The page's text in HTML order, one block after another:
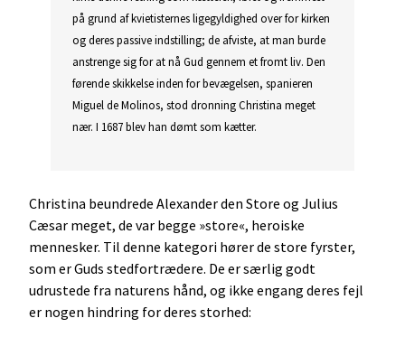
på grund af kvietisternes ligegyldighed over for kirken
og deres passive indstilling; de afviste, at man burde
anstrenge sig for at nå Gud gennem et fromt liv. Den
førende skikkelse inden for bevægelsen, spanieren
Miguel de Molinos, stod dronning Christina meget
nær. I 1687 blev han dømt som kætter.
Christina beundrede Alexander den Store og Julius
Cæsar meget, de var begge »store«, heroiske
mennesker. Til denne kategori hører de store fyrster,
som er Guds stedfortrædere. De er særlig godt
udrustede fra naturens hånd, og ikke engang deres fejl
er nogen hindring for deres storhed: